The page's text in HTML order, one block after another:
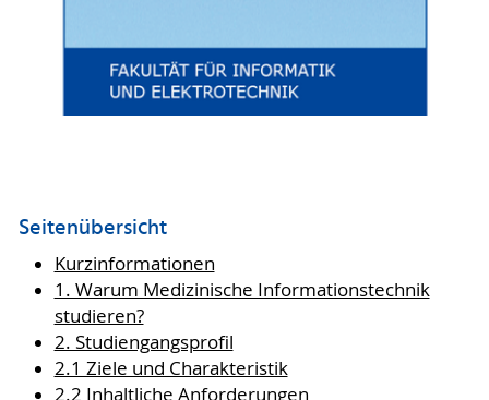
Seitenübersicht
Kurzinformationen
1. Warum Medizinische Informationstechnik
studieren?
2. Studiengangsprofil
2.1 Ziele und Charakteristik
2.2 Inhaltliche Anforderungen